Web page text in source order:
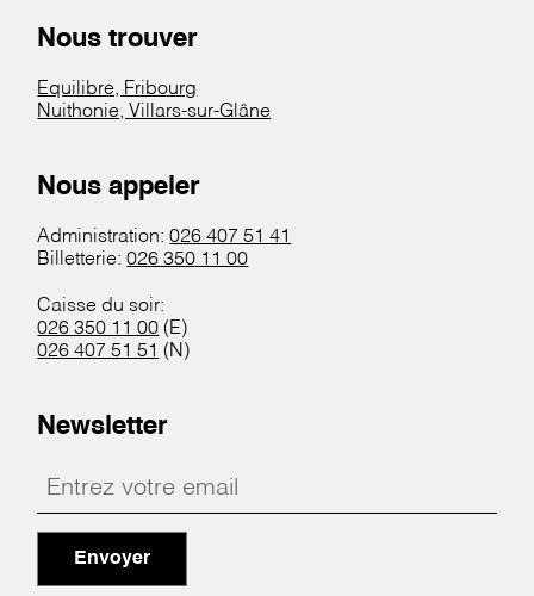
Nous trouver
Equilibre, Fribourg
Nuithonie, Villars-sur-Glâne
Nous appeler
Administration:026 407 51 41
Billetterie:026 350 11 00
Caisse du soir:
026 350 11 00 (E)
026 407 51 51 (N)
Newsletter
Envoyer